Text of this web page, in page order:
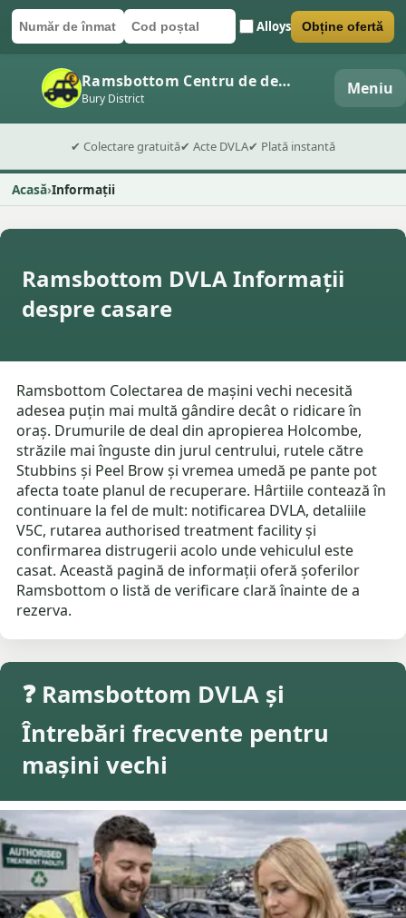
Număr de înmatriculare
Cod poștal Alloys
Trimite formularul Obține ofertă
Ramsbottom Centru de dezmembrări auto
Bury District Meniu
✔ Colectare gratuită✔ Acte DVLA✔ Plată instantă
Acasă Informații
Ramsbottom DVLA Informații
despre casare
Ramsbottom Colectarea de mașini vechi necesită
adesea puțin mai multă gândire decât o ridicare în
oraș. Drumurile de deal din apropierea Holcombe,
străzile mai înguste din jurul centrului, rutele către
Stubbins și Peel Brow și vremea umedă pe pante pot
afecta toate planul de recuperare. Hârtiile contează în
continuare la fel de mult: notificarea DVLA, detaliile
V5C, rutarea authorised treatment facility și
confirmarea distrugerii acolo unde vehiculul este
casat. Această pagină de informații oferă șoferilor
Ramsbottom o listă de verificare clară înainte de a
rezerva.
❓ Ramsbottom DVLA și
Întrebări frecvente pentru
mașini vechi